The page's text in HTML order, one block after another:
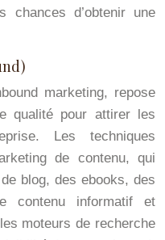
chances d’obtenir une
marketing, repose
qualité pour attirer les
Les techniques
de contenu, qui
blog, des ebooks, des
contenu informatif et
moteurs de recherche